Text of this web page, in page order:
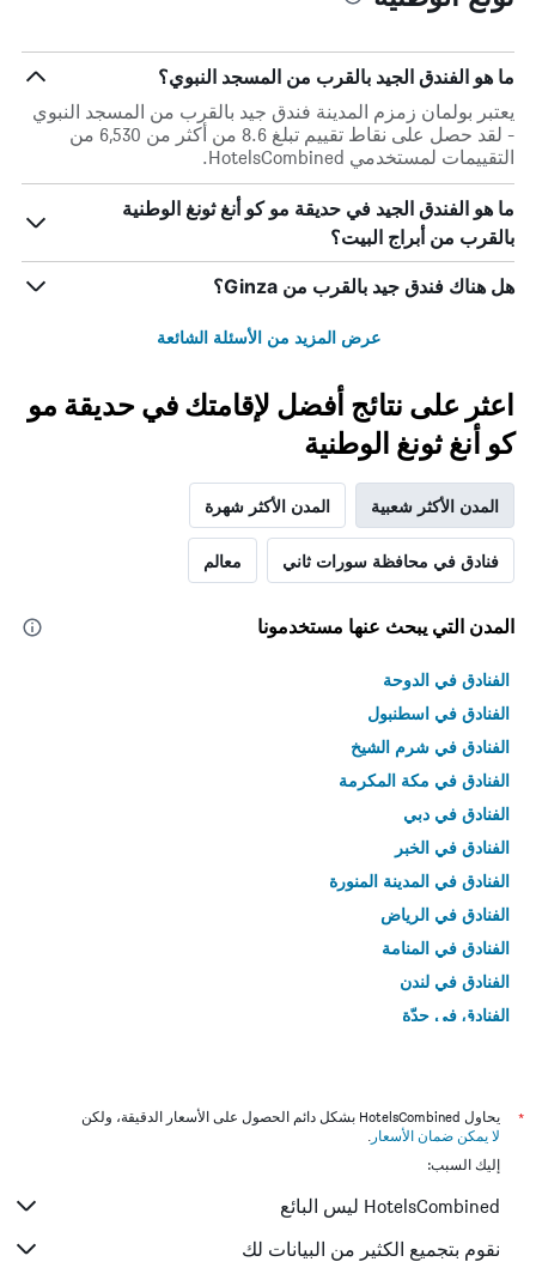
ما هو الفندق الجيد بالقرب من المسجد النبوي؟
يعتبر بولمان زمزم المدينة فندق جيد بالقرب من المسجد النبوي
- لقد حصل على نقاط تقييم تبلغ 8.6 من أكثر من 6,530 من
التقييمات لمستخدمي HotelsCombined.
ما هو الفندق الجيد في حديقة مو كو أنغ ثونغ الوطنية
بالقرب من أبراج البيت؟
هل هناك فندق جيد بالقرب من Ginza؟
عرض المزيد من الأسئلة الشائعة
اعثر على نتائج أفضل لإقامتك في حديقة مو
كو أنغ ثونغ الوطنية
المدن الأكثر شعبية المدن الأكثر شهرة
فنادق في محافظة سورات ثاني معالم
المدن التي يبحث عنها مستخدمونا
الفنادق في الدوحة
الفنادق في اسطنبول
الفنادق في شرم الشيخ
الفنادق في مكة المكرمة
الفنادق في دبي
الفنادق في الخبر
الفنادق في المدينة المنورة
الفنادق في الرياض
الفنادق في المنامة
الفنادق في لندن
الفنادق في جدّة
*
يحاول HotelsCombined بشكل دائم الحصول على الأسعار الدقيقة، ولكن
لا يمكن ضمان الأسعار .
إليك السبب:
HotelsCombined ليس البائع
نقوم بتجميع الكثير من البيانات لك